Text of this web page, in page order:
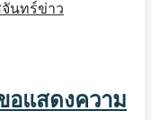
จันทร์ข่าว
อแสดงความ